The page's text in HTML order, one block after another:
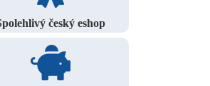
český eshop